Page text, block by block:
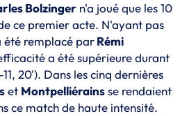
Bolzinger n'a joué que les 10
ce premier acte. N'ayant pas
remplacé parRémi
a été supérieure durant
20'). Dans les cinq dernières
et Montpelliérainsse rendaient
ce match de haute intensité.